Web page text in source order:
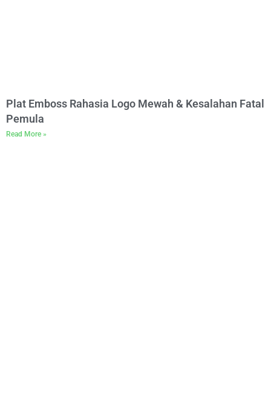
Plat Emboss Rahasia Logo Mewah & Kesalahan Fatal
Pemula
Read More »